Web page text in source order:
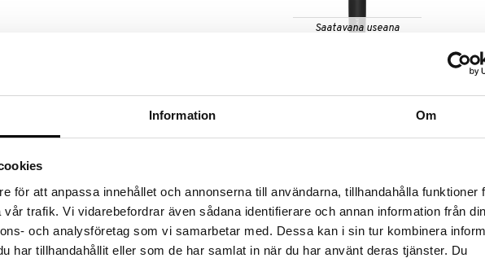
Information Om
för att anpassa innehållet och annonserna till användarna, tillhandahålla funktioner
trafik. Vi vidarebefordrar även sådana identifierare och annan information från
och analysföretag som vi samarbetar med. Dessa kan i sin tur kombinera
har tillhandahållit eller som de har samlat in när du har använt deras tjänster. Du
ja ota ohjat käsiisi antamalla ihollesi nuorekas
sitä Sonic Facial & Body Roller | 4 in 1 -laitteella,
että saat laitteestasi kaiken irti
-teknologialla, joka ravistaa irti likaa ja jäämiä
-aalloilla, jotka lievittävät lihasjännityksiä ja
-hieronnalla, joka antaa energiaa ja
noin14 000 sonisella pulssilla minuutissa
Saatavana useana
GESKE